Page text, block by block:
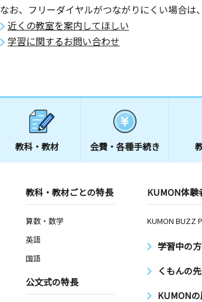
なお、フリーダイヤルがつながりにくい場合は
近くの教室を案内してほしい
学習に関するお問い合わせ
教科・教材 会費・ 各種手続き
教科・教材ごとの特長
算数・数学
英語
国語
公文式の特長
KUMON体験
KUMON BUZZ
学習中の
くもんの
KUMON